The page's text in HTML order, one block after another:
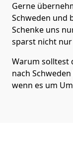
Gerne
Schweden und
Schenke uns
sparst nicht nur
Warum solltest
nach Schweden
wenn es um